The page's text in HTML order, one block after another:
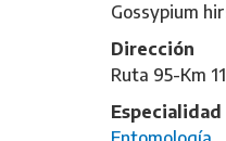
Gossypium
Dirección
Ruta 95-Km
Especialidad